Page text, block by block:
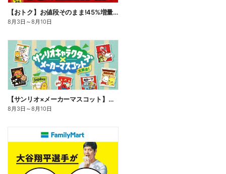
【おトク】お値段そのまま!45%増量作戦!
8月3日 ～8月10日
【サンリオ×メーカーマスコット】オリジナルグッズ貰える!
8月3日 ～8月10日